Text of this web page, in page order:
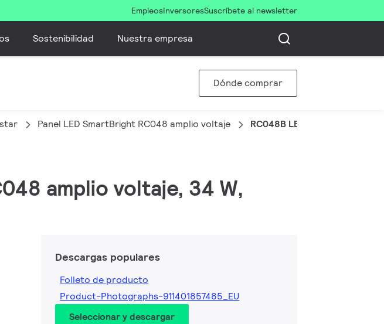
EmpleosInversoresSuscríbete al newsletter
Sostenibilidad Nuestra empresa
Dónde comprar
Panel LED SmartBright RC048 amplio voltaje RC048B LED42S/865 100-277
amplio voltaje, 34 W,
Descargas populares
Folleto de producto
Product-Photographs-911401857485_EU
Seleccionar y descargar